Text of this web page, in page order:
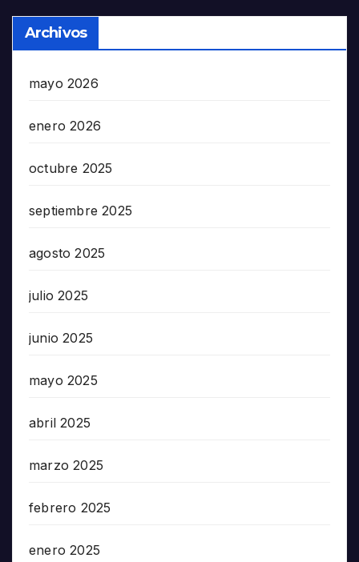
Archivos
mayo 2026
enero 2026
octubre 2025
septiembre 2025
agosto 2025
julio 2025
junio 2025
mayo 2025
abril 2025
marzo 2025
febrero 2025
enero 2025